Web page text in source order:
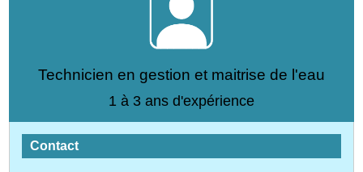
Technicien en gestion et maitrise de l'eau
1 à 3 ans d'expérience
Contact